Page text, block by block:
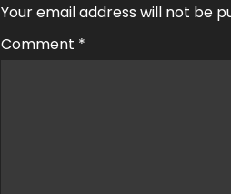
Your email address will not be
Comment *